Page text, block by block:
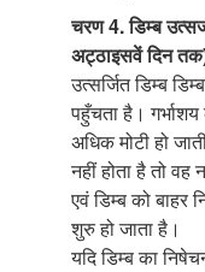
चरण 4. डिम्ब
अट्ठाइसवें दिन
उत्सर्जित डिम्ब
पहुँचता है।
अधिक मोटी हो
नहीं होता है तो वह
एवं डिम्ब को बाहर
शुरु हो जाता है।
यदि डिम्ब का